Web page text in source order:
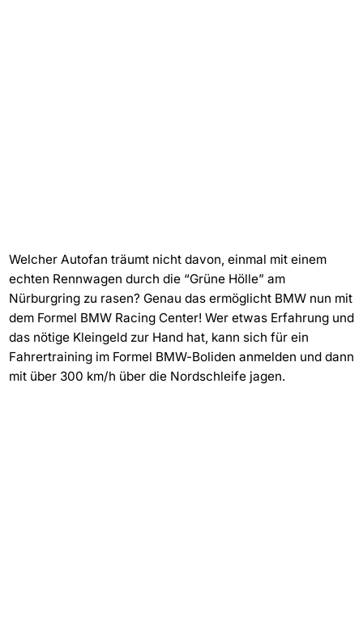
Welcher Autofan träumt nicht davon, einmal mit einem
echten Rennwagen durch die “Grüne Hölle” am
Nürburgring zu rasen? Genau das ermöglicht BMW nun mit
dem Formel BMW Racing Center! Wer etwas Erfahrung und
das nötige Kleingeld zur Hand hat, kann sich für ein
Fahrertraining im Formel BMW-Boliden anmelden und dann
mit über 300 km/h über die Nordschleife jagen.